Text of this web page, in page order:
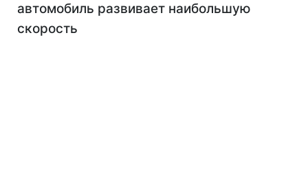
автомобиль развивает наибольшую
скорость